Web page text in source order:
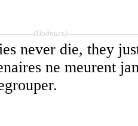
(Подпись)
never die, they
ne meurent